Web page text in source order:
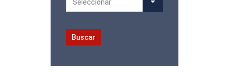
Seleccionar